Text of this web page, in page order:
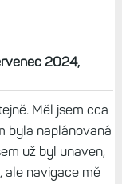
2024,
Měl jsem cca
byla naplánovaná
už byl unaven,
ale navigace mě